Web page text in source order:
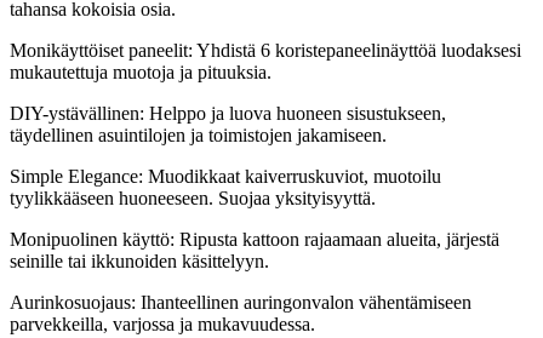
tahansa kokoisia osia.
Monikäyttöiset paneelit: Yhdistä 6 koristepaneelinäyttöä luodaksesi
mukautettuja muotoja ja pituuksia.
DIY-ystävällinen: Helppo ja luova huoneen sisustukseen,
täydellinen asuintilojen ja toimistojen jakamiseen.
Simple Elegance: Muodikkaat kaiverruskuviot, muotoilu
tyylikkääseen huoneeseen. Suojaa yksityisyyttä.
Monipuolinen käyttö: Ripusta kattoon rajaamaan alueita, järjestä
seinille tai ikkunoiden käsittelyyn.
Aurinkosuojaus: Ihanteellinen auringonvalon vähentämiseen
parvekkeilla, varjossa ja mukavuudessa.